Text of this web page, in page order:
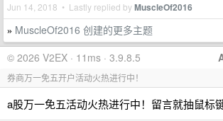
Jun 14, 2018 • Lastly replied byMuscleOf2016
» MuscleOf2016 创建的更多主题
© 2026 V2EX · 11ms · 3.9.8.5
券商万一免五开户活动火热进行中！
a股万一免五活动火热进行中！留言就抽鼠标键